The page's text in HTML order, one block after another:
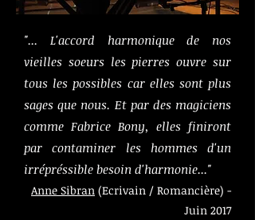
"... L'accord harmonique de nos
vieilles soeurs les pierres ouvre sur
tous les possibles car elles sont plus
sages que nous. Et par des magiciens
comme Fabrice Bony, elles finiront
par contaminer les hommes d'un
irrépréssible besoin d'harmonie..."
Anne Sibran (Ecrivain / Romancière) -
Juin 2017